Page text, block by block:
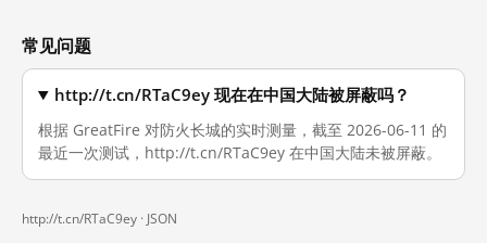
常见问题
http://t.cn/RTaC9ey 现在在中国大陆被屏蔽吗？
根据 GreatFire 对防火长城的实时测量，截至 2026-06-11 的
最近一次测试，http://t.cn/RTaC9ey 在中国大陆未被屏蔽。
http://t.cn/RTaC9ey · JSON